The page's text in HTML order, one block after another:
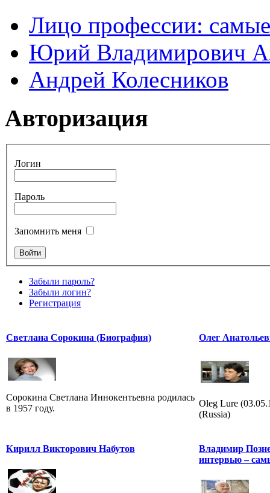
Лицо профессии:
Юрий Владимирович
Андрей Колесников
Авторизация
Логин
Пароль
Запомнить меня
Забыли пароль?
Забыли логин?
Регистрация
Светлана Сорокина (Биография)
Сорокина Светлана Иннокентьевна родилась
в 1957 году.
Олег
Oleg Lure
(Russia)
Кирилл Викторович Набутов
Владимир
интервью –